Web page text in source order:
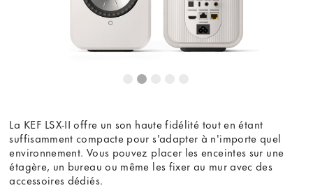
La KEF LSX-II offre un son haute fidélité tout en étant
suffisamment compacte pour s'adapter à n'importe quel
environnement. Vous pouvez placer les enceintes sur une
étagère, un bureau ou même les fixer au mur avec des
accessoires dédiés.